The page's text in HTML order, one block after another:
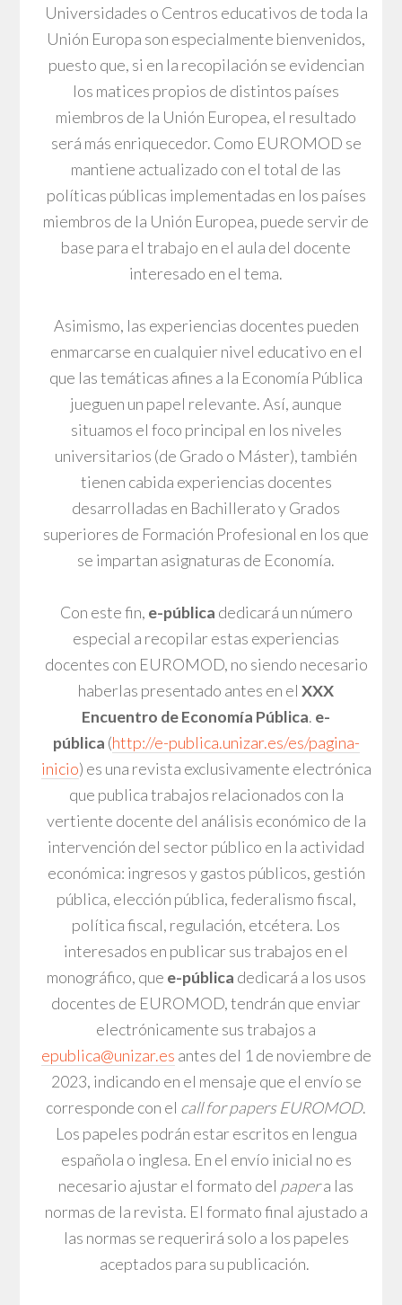
Universidades o Centros educativos de toda la
Unión Europa son especialmente bienvenidos,
puesto que, si en la recopilación se evidencian
los matices propios de distintos países
miembros de la Unión Europea, el resultado
será más enriquecedor. Como EUROMOD se
mantiene actualizado con el total de las
políticas públicas implementadas en los países
miembros de la Unión Europea, puede servir de
base para el trabajo en el aula del docente
interesado en el tema.
Asimismo, las experiencias docentes pueden
enmarcarse en cualquier nivel educativo en el
que las temáticas afines a la Economía Pública
jueguen un papel relevante. Así, aunque
situamos el foco principal en los niveles
universitarios (de Grado o Máster), también
tienen cabida experiencias docentes
desarrolladas en Bachillerato y Grados
superiores de Formación Profesional en los que
se impartan asignaturas de Economía.
Con este fin, e-pública dedicará un número
especial a recopilar estas experiencias
docentes con EUROMOD, no siendo necesario
haberlas presentado antes en elXXX
Encuentro de Economía Pública. e-
pública (http://e-publica.unizar.es/es/pagina-
inicio) es una revista exclusivamente electrónica
que publica trabajos relacionados con la
vertiente docente del análisis económico de la
intervención del sector público en la actividad
económica: ingresos y gastos públicos, gestión
pública, elección pública, federalismo fiscal,
política fiscal, regulación, etcétera. Los
interesados en publicar sus trabajos en el
monográfico, que e-pública dedicará a los usos
docentes de EUROMOD, tendrán que enviar
electrónicamente sus trabajos a
epublica@unizar.es antes del 1 de noviembre de
2023, indicando en el mensaje que el envío se
corresponde con el call for papers EUROMOD.
Los papeles podrán estar escritos en lengua
española o inglesa. En el envío inicial no es
necesario ajustar el formato del papera las
normas de la revista. El formato final ajustado a
las normas se requerirá solo a los papeles
aceptados para su publicación.